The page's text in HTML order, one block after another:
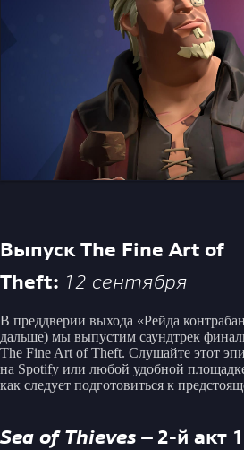
Выпуск The Fine Art of
Theft: 12 сентября
В преддверии выхода «Рейда
дальше) мы выпустим саундтрек
The Fine Art of Theft. Слушайте этот
на Spotify или любой удобной
как следует подготовиться к
Sea of Thieves — 2-й акт